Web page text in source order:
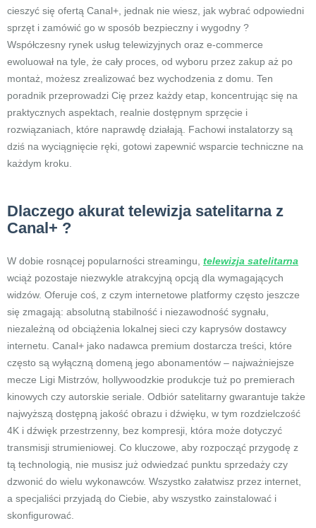
cieszyć się ofertą Canal+, jednak nie wiesz, jak wybrać odpowiedni
sprzęt i zamówić go w sposób bezpieczny i wygodny ?
Współczesny rynek usług telewizyjnych oraz e-commerce
ewoluował na tyle, że cały proces, od wyboru przez zakup aż po
montaż, możesz zrealizować bez wychodzenia z domu. Ten
poradnik przeprowadzi Cię przez każdy etap, koncentrując się na
praktycznych aspektach, realnie dostępnym sprzęcie i
rozwiązaniach, które naprawdę działają. Fachowi instalatorzy są
dziś na wyciągnięcie ręki, gotowi zapewnić wsparcie techniczne na
każdym kroku.
Dlaczego akurat telewizja satelitarna z
Canal+ ?
W dobie rosnącej popularności streamingu, telewizja satelitarna
wciąż pozostaje niezwykle atrakcyjną opcją dla wymagających
widzów. Oferuje coś, z czym internetowe platformy często jeszcze
się zmagają: absolutną stabilność i niezawodność sygnału,
niezależną od obciążenia lokalnej sieci czy kaprysów dostawcy
internetu. Canal+ jako nadawca premium dostarcza treści, które
często są wyłączną domeną jego abonamentów – najważniejsze
mecze Ligi Mistrzów, hollywoodzkie produkcje tuż po premierach
kinowych czy autorskie seriale. Odbiór satelitarny gwarantuje także
najwyższą dostępną jakość obrazu i dźwięku, w tym rozdzielczość
4K i dźwięk przestrzenny, bez kompresji, która może dotyczyć
transmisji strumieniowej. Co kluczowe, aby rozpocząć przygodę z
tą technologią, nie musisz już odwiedzać punktu sprzedaży czy
dzwonić do wielu wykonawców. Wszystko załatwisz przez internet,
a specjaliści przyjadą do Ciebie, aby wszystko zainstalować i
skonfigurować.